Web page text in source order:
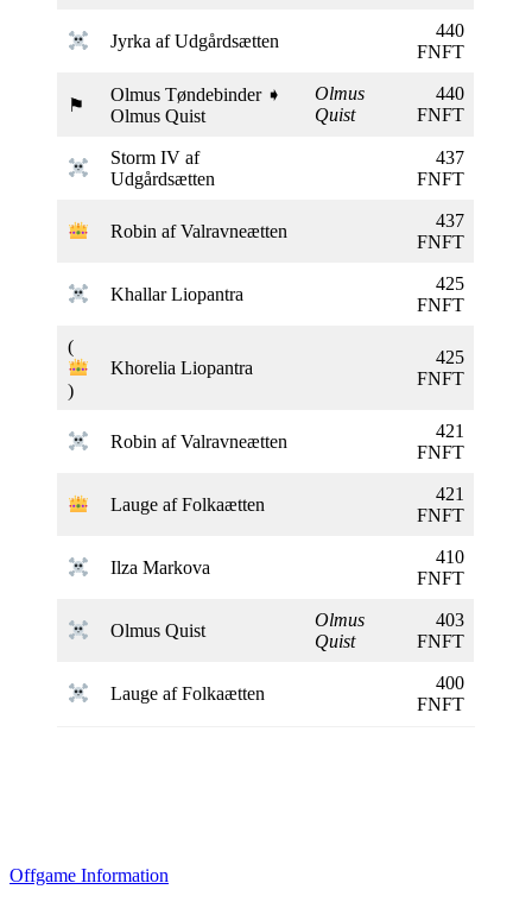
Jyrka af Udgårdsætten
440
FNFT
⚑
Olmus Tøndebinder ➧
Olmus Quist
Olmus
Quist
440
FNFT
Storm IV af
Udgårdsætten
437
FNFT
Robin af Valravneætten
437
FNFT
Khallar Liopantra
425
FNFT
(
)
Khorelia Liopantra
425
FNFT
Robin af Valravneætten
421
FNFT
Lauge af Folkaætten
421
FNFT
Ilza Markova
410
FNFT
Olmus Quist
Olmus
Quist
403
FNFT
Lauge af Folkaætten
400
FNFT
Offgame Information